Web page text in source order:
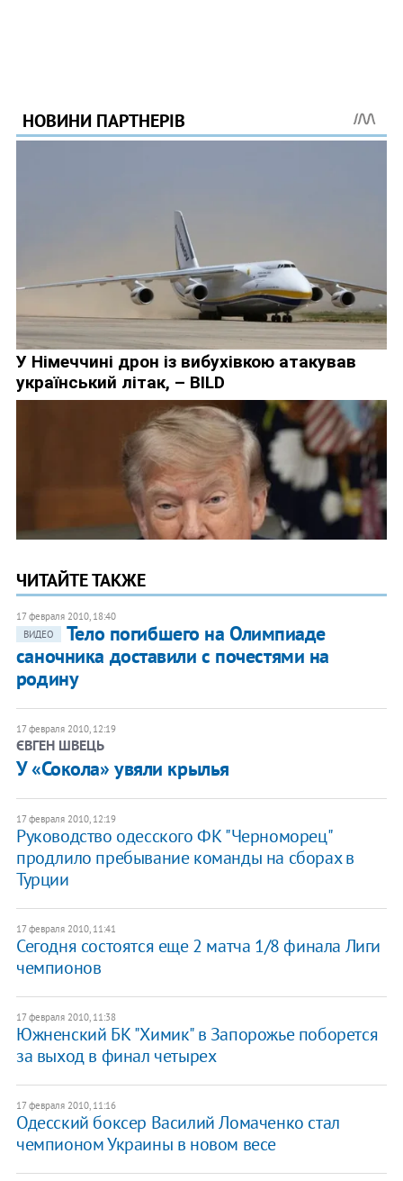
ЧИТАЙТЕ ТАКЖЕ
17 февраля 2010, 18:40
ВИДЕО
Тело погибшего на Олимпиаде
саночника доставили с почестями на
родину
17 февраля 2010, 12:19
ЄВГЕН ШВЕЦЬ
У «Сокола» увяли крылья
17 февраля 2010, 12:19
Руководство одесского ФК "Черноморец"
продлило пребывание команды на сборах в
Турции
17 февраля 2010, 11:41
Сегодня состоятся еще 2 матча 1/8 финала Лиги
чемпионов
17 февраля 2010, 11:38
Южненский БК "Химик" в Запорожье поборется
за выход в финал четырех
17 февраля 2010, 11:16
Одесский боксер Василий Ломаченко стал
чемпионом Украины в новом весе